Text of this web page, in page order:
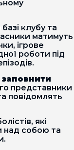
базі клубу та
матимуть
ігрове
роботи під
заповнити
представники
повідомлять
які
над собою та